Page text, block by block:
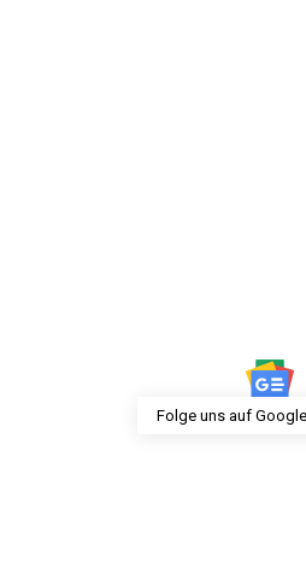
Folge uns auf